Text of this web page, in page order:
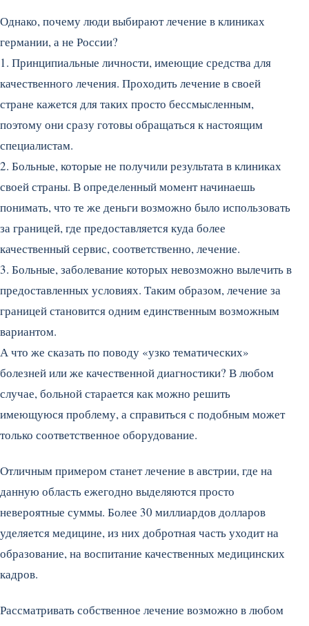
Однако, почему люди выбирают лечение в клиниках
германии, а не России?
1. Принципиальные личности, имеющие средства для
качественного лечения. Проходить лечение в своей
стране кажется для таких просто бессмысленным,
поэтому они сразу готовы обращаться к настоящим
специалистам.
2. Больные, которые не получили результата в клиниках
своей страны. В определенный момент начинаешь
понимать, что те же деньги возможно было использовать
за границей, где предоставляется куда более
качественный сервис, соответственно, лечение.
3. Больные, заболевание которых невозможно вылечить в
предоставленных условиях. Таким образом, лечение за
границей становится одним единственным возможным
вариантом.
А что же сказать по поводу «узко тематических»
болезней или же качественной диагностики? В любом
случае, больной старается как можно решить
имеющуюся проблему, а справиться с подобным может
только соответственное оборудование.
Отличным примером станет лечение в австрии, где на
данную область ежегодно выделяются просто
невероятные суммы. Более 30 миллиардов долларов
уделяется медицине, из них добротная часть уходит на
образование, на воспитание качественных медицинских
кадров.
Рассматривать собственное лечение возможно в любом